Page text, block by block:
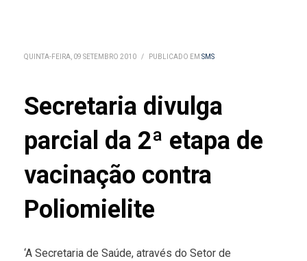
QUINTA-FEIRA, 09 SETEMBRO 2010 / PUBLICADO EM SMS
Secretaria divulga
parcial da 2ª etapa de
vacinação contra
Poliomielite
‘A Secretaria de Saúde, através do Setor de